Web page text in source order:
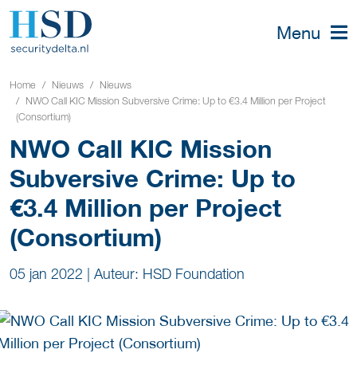
Menu
Home Nieuws
Nieuws
NWO Call KIC Mission Subversive Crime: Up to €3.4 Million per Project
(Consortium)
NWO Call KIC Mission
Subversive Crime: Up to
€3.4 Million per Project
(Consortium)
05 jan 2022 | Auteur: HSD Foundation